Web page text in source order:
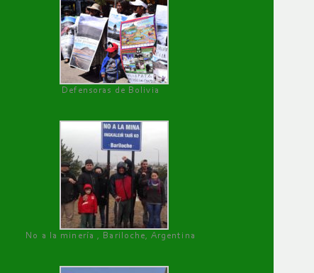
Defensoras de Bolivia
No a la minería , Bariloche, Argentina